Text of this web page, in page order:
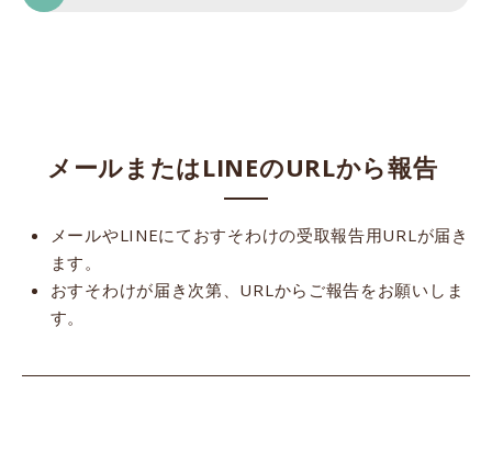
メールまたはLINEのURLから報告
メールやLINEにておすそわけの受取報告用URLが届き
ます。
おすそわけが届き次第、URLからご報告をお願いしま
す。